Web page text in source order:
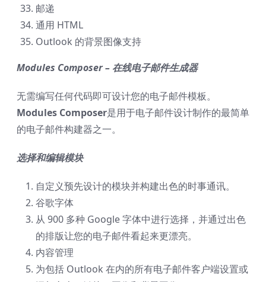
邮递
通用 HTML
Outlook 的背景图像支持
Modules Composer – 在线电子邮件生成器
无需编写任何代码即可设计您的电子邮件模板。
Modules Composer是用于电子邮件设计制作的最简单
的电子邮件构建器之一。
选择和编辑模块
自定义预先设计的模块并构建出色的时事通讯。
谷歌字体
从 900 多种 Google 字体中进行选择，并通过出色
的排版让您的电子邮件看起来更漂亮。
内容管理
为包括 Outlook 在内的所有电子邮件客户端设置或